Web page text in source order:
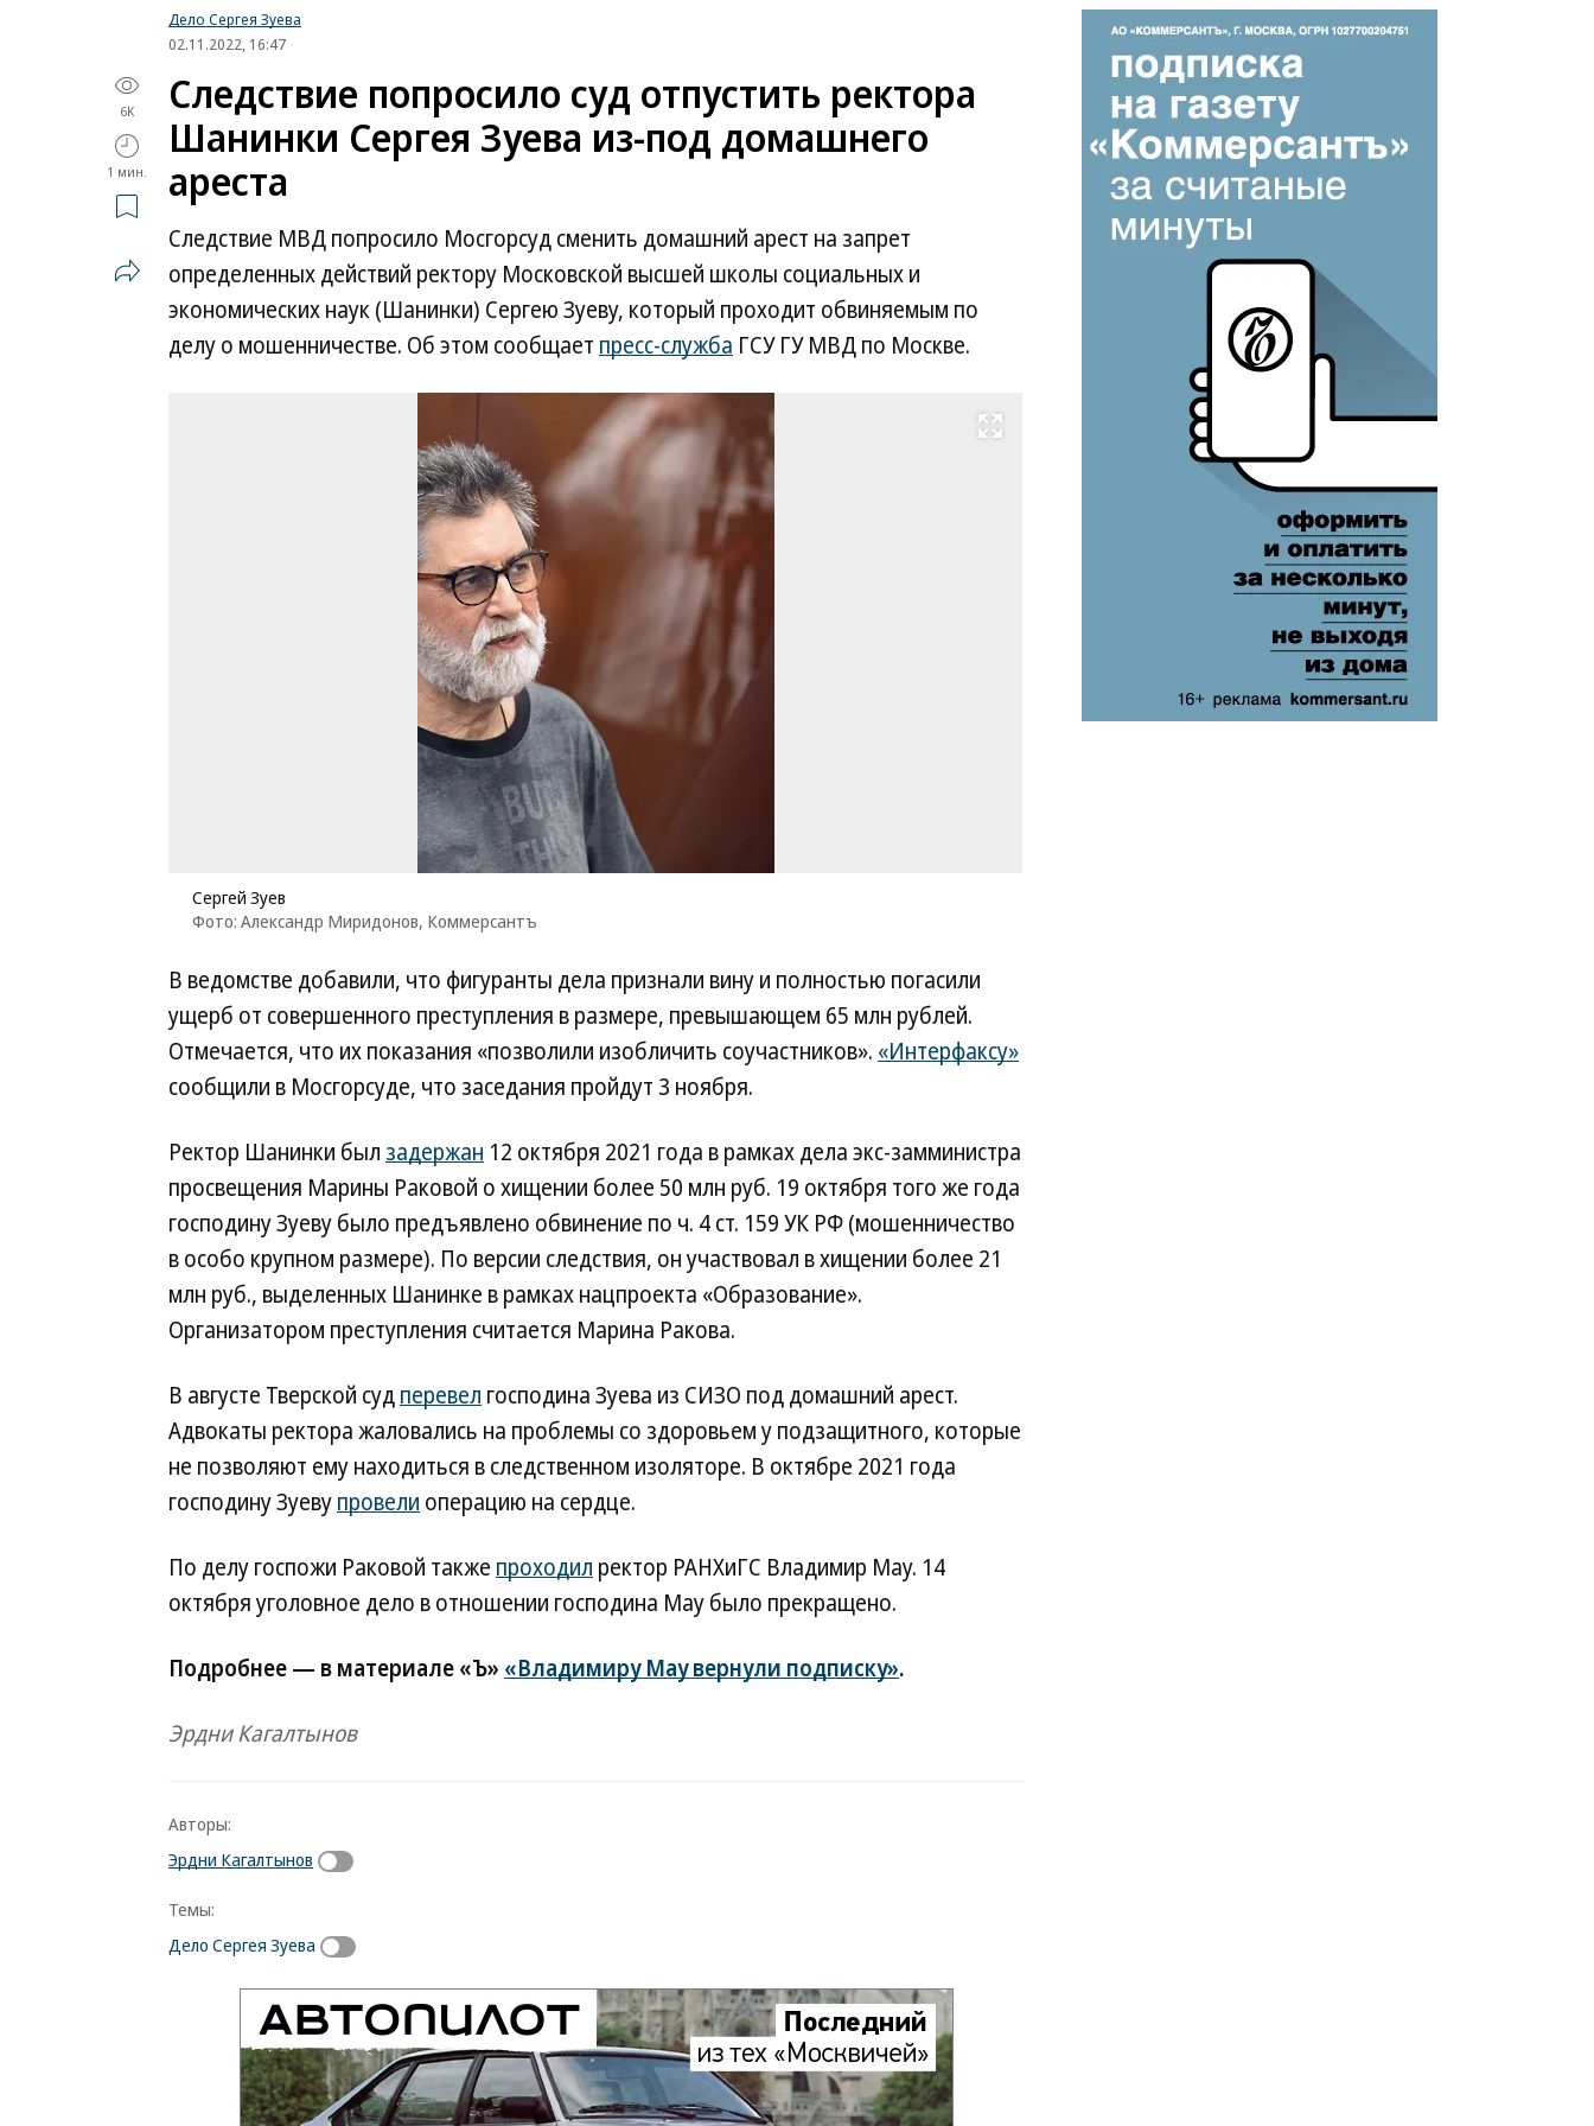
Дело Сергея Зуева
02.11.2022, 16:47
6K
1 мин.
Следствие попросило суд отпустить ректора
Шанинки Сергея Зуева из-под домашнего
ареста
Следствие МВД попросило Мосгорсуд сменить домашний арест на запрет
определенных действий ректору Московской высшей школы социальных и
экономических наук (Шанинки) Сергею Зуеву, который проходит обвиняемым по
делу о мошенничестве. Об этом сообщает пресс-служба ГСУ ГУ МВД по Москве.
Развернуть на весь экран
Сергей Зуев
Фото: Александр Миридонов, Коммерсантъ
В ведомстве добавили, что фигуранты дела признали вину и полностью погасили
ущерб от совершенного преступления в размере, превышающем 65 млн рублей.
Отмечается, что их показания «позволили изобличить соучастников». «Интерфаксу»
сообщили в Мосгорсуде, что заседания пройдут 3 ноября.
Ректор Шанинки был задержан 12 октября 2021 года в рамках дела экс-замминистра
просвещения Марины Раковой о хищении более 50 млн руб. 19 октября того же года
господину Зуеву было предъявлено обвинение по ч. 4 ст. 159 УК РФ (мошенничество
в особо крупном размере). По версии следствия, он участвовал в хищении более 21
млн руб., выделенных Шанинке в рамках нацпроекта «Образование».
Организатором преступления считается Марина Ракова.
В августе Тверской судперевел господина Зуева из СИЗО под домашний арест.
Адвокаты ректора жаловались на проблемы со здоровьем у подзащитного, которые
не позволяют ему находиться в следственном изоляторе. В октябре 2021 года
господину Зуевупровели операцию на сердце.
По делу госпожи Раковой также проходил ректор РАНХиГС Владимир Мау. 14
октября уголовное дело в отношении господина Мау было прекращено.
Подробнее — в материале «Ъ» «Владимиру Мау вернули подписку».
Эрдни Кагалтынов
Авторы:
Эрдни Кагалтынов
Темы:
Дело Сергея Зуева